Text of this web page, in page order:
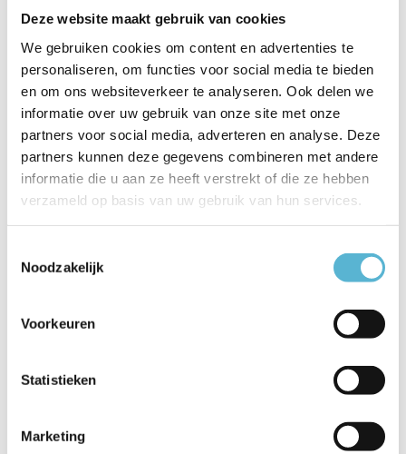
Deze website maakt gebruik van cookies
We gebruiken cookies om content en advertenties te
personaliseren, om functies voor social media te bieden
en om ons websiteverkeer te analyseren. Ook delen we
informatie over uw gebruik van onze site met onze
partners voor social media, adverteren en analyse. Deze
partners kunnen deze gegevens combineren met andere
informatie die u aan ze heeft verstrekt of die ze hebben
verzameld op basis van uw gebruik van hun services.
Noodzakelijk
Voorkeuren
Statistieken
Marketing
Gerelateerde artikelen:
3,8 W...
€5,95